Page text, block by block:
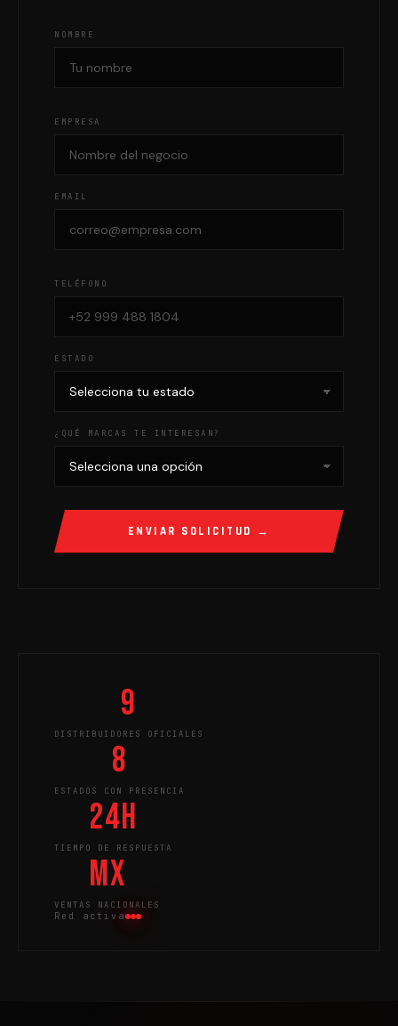
NOMBRE
EMPRESA
EMAIL
TELÉFONO
ESTADO
¿QUÉ MARCAS TE INTERESAN?
ENVIAR SOLICITUD →
9
DISTRIBUIDORES OFICIALES
8
ESTADOS CON PRESENCIA
24h
TIEMPO DE RESPUESTA
MX
VENTAS NACIONALES
Red activa